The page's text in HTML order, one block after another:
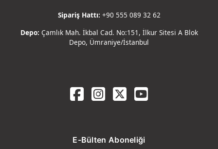
Sipariş Hattı: +90 555 089 32 62
Depo: Çamlık Mah. İkbal Cad. No:151, İlkur Sitesi A Blok
Depo, Ümraniye/İstanbul
E-Bülten Aboneliği